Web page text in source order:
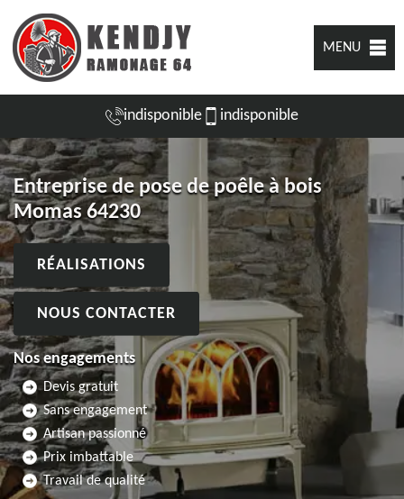
MENU
indisponible indisponible
Entreprise de pose de poêle à bois
Momas 64230
RÉALISATIONS
NOUS CONTACTER
Nos engagements
Devis gratuit
Sans engagement
Artisan passionné
Prix imbattable
Travail de qualité